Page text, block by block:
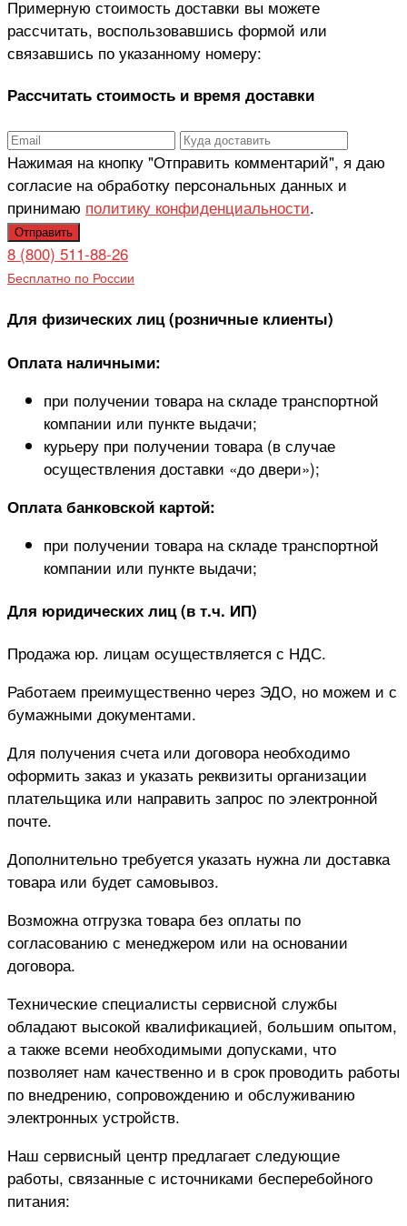
Примерную стоимость доставки вы можете
рассчитать, воспользовавшись формой или
связавшись по указанному номеру:
Рассчитать стоимость и время доставки
Нажимая на кнопку "Отправить комментарий", я даю
согласие на обработку персональных данных и
принимаю политику конфиденциальности.
8 (800) 511-88-26
Бесплатно по России
Для физических лиц (розничные клиенты)
Оплата наличными:
при получении товара на складе транспортной
компании или пункте выдачи;
курьеру при получении товара (в случае
осуществления доставки «до двери»);
Оплата банковской картой:
при получении товара на складе транспортной
компании или пункте выдачи;
Для юридических лиц (в т.ч. ИП)
Продажа юр. лицам осуществляется с НДС.
Работаем преимущественно через ЭДО, но можем и с
бумажными документами.
Для получения счета или договора необходимо
оформить заказ и указать реквизиты организации
плательщика или направить запрос по электронной
почте.
Дополнительно требуется указать нужна ли доставка
товара или будет самовывоз.
Возможна отгрузка товара без оплаты по
согласованию с менеджером или на основании
договора.
Технические специалисты сервисной службы
обладают высокой квалификацией, большим опытом,
а также всеми необходимыми допусками, что
позволяет нам качественно и в срок проводить работы
по внедрению, сопровождению и обслуживанию
электронных устройств.
Наш сервисный центр предлагает следующие
работы, связанные с источниками бесперебойного
питания: